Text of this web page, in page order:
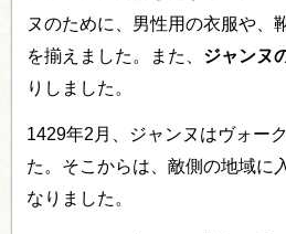
ヌのために、男性用の衣服や、
を揃えました。また、 ジャンヌ
りしました。
1429年2月、ジャンヌはヴォー
た。そこからは、敵側の地域に
なりました。